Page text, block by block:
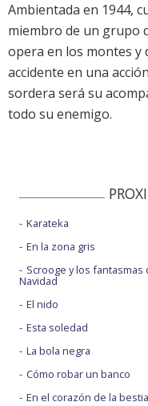
Ambientada en 1944,
miembro de un grupo
opera en los montes y
accidente en una
sordera será su
todo su enemigo.
Karateka
En la zona gris
Scrooge y los fantasmas
Navidad
El nido
Esta soledad
La bola negra
Cómo robar un banco
En el corazón de la bestia